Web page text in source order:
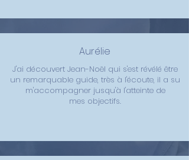
Aurélie
J'ai découvert Jean-Noël qui s'est révélé être
un remarquable guide, très à l'écoute, il a su
m'accompagner jusqu'à l'atteinte de
mes objectifs.